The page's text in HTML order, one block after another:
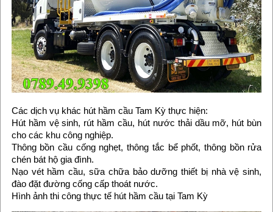
Các dịch vụ khác hút hầm cầu Tam Kỳ thực hiện:
Hút hầm vệ sinh, rút hầm cầu, hút nước thải dầu mỡ, hút bùn
cho các khu công nghiệp.
Thông bồn cầu cống nghẹt, thông tắc bể phốt, thông bồn rửa
chén bát hộ gia đình.
Nạo vét hầm cầu, sữa chữa bảo dưỡng thiết bị nhà vệ sinh,
đào đặt đường cống cấp thoát nước.
Hình ảnh thi công thực tế hút hầm cầu tại Tam Kỳ